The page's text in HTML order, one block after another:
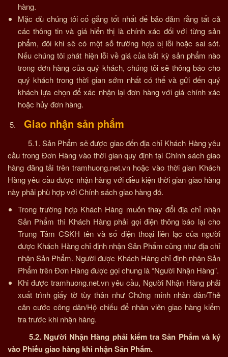
hàng.
Mặc dù chúng tôi cố gắng tốt nhất để bảo đảm rằng tất cả
các thông tin và giá hiển thị là chính xác đối với từng sản
phẩm, đôi khi sẽ có một số trường hợp bị lỗi hoặc sai sót.
Nếu chúng tôi phát hiện lỗi về giá của bất kỳ sản phẩm nào
trong đơn hàng của quý khách, chúng tôi sẽ thông báo cho
quý khách trong thời gian sớm nhất có thể và gửi đến quý
khách lựa chọn để xác nhận lại đơn hàng với giá chính xác
hoặc hủy đơn hàng.
Giao nhận sản phẩm
5.1. Sản Phẩm sẽ được giao đến địa chỉ Khách Hàng yêu
cầu trong Đơn Hàng vào thời gian quy định tại Chính sách giao
hàng đăng tải trên tramhuong.net.vn hoặc vào thời gian Khách
Hàng yêu cầu được nhận hàng với điều kiện thời gian giao hàng
này phải phù hợp với Chính sách giao hàng đó.
Trong trường hợp Khách Hàng muốn thay đổi địa chỉ nhận
Sản Phẩm thì Khách Hàng phải gọi điện thông báo lại cho
Trung Tâm CSKH tên và số điện thoại liên lạc của người
được Khách Hàng chỉ định nhận Sản Phẩm cũng như địa chỉ
nhận Sản Phẩm. Người được Khách Hàng chỉ định nhận Sản
Phẩm trên Đơn Hàng được gọi chung là “Người Nhận Hàng”.
Khi được tramhuong.net.vn yêu cầu, Người Nhận Hàng phải
xuất trình giấy tờ tùy thân như Chứng minh nhân dân/Thẻ
căn cước công dân/Hộ chiếu để nhân viên giao hàng kiểm
tra trước khi nhận hàng.
5.2. Người Nhận Hàng phải kiểm tra Sản Phẩm và ký
vào Phiếu giao hàng khi nhận Sản Phẩm.